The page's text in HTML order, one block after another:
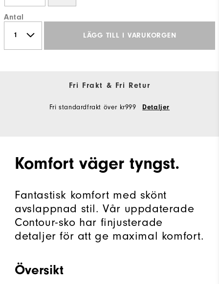
Antal
LÄGG TILL I VARUKORGEN
Fri Frakt & Fri Retur
Fri standardfrakt över kr999 Detaljer
Komfort väger tyngst.
Fantastisk komfort med skönt
avslappnad stil. Vår uppdaterade
Contour-sko har finjusterade
detaljer för att ge maximal komfort.
Översikt